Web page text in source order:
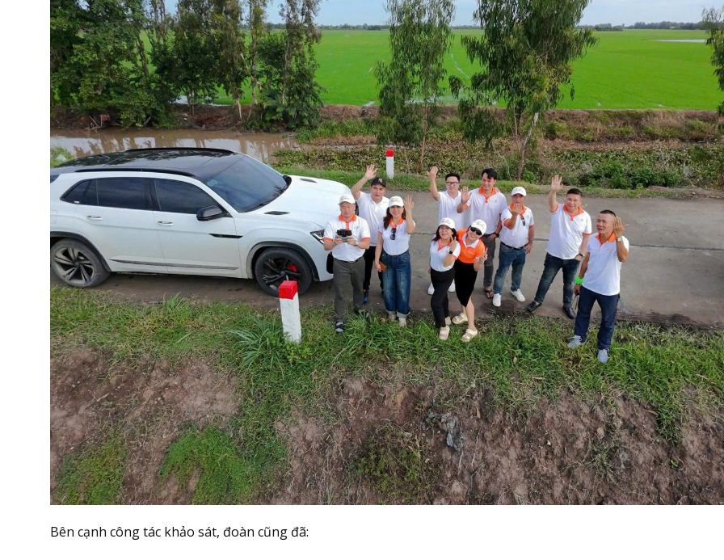
Bên cạnh công tác khảo sát, đoàn cũng đã: